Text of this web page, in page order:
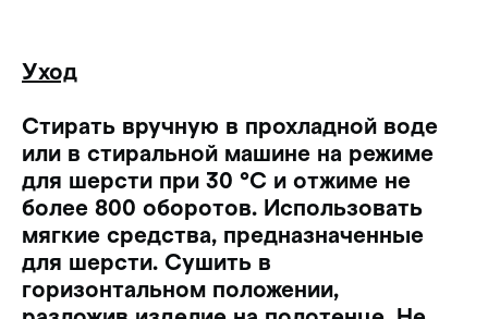
Уход
Стирать вручную в прохладной воде
или в стиральной машине на режиме
для шерсти при 30 °C и отжиме не
более 800 оборотов. Использовать
мягкие средства, предназначенные
для шерсти. Сушить в
горизонтальном положении,